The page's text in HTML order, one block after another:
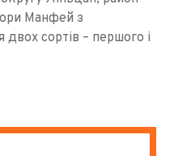
Манфей з
сортів – першого і